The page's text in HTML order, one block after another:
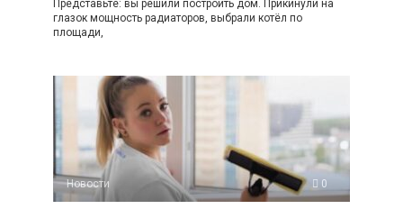
Представьте: вы решили построить дом. Прикинули на
глазок мощность радиаторов, выбрали котёл по
площади,
Новости 0